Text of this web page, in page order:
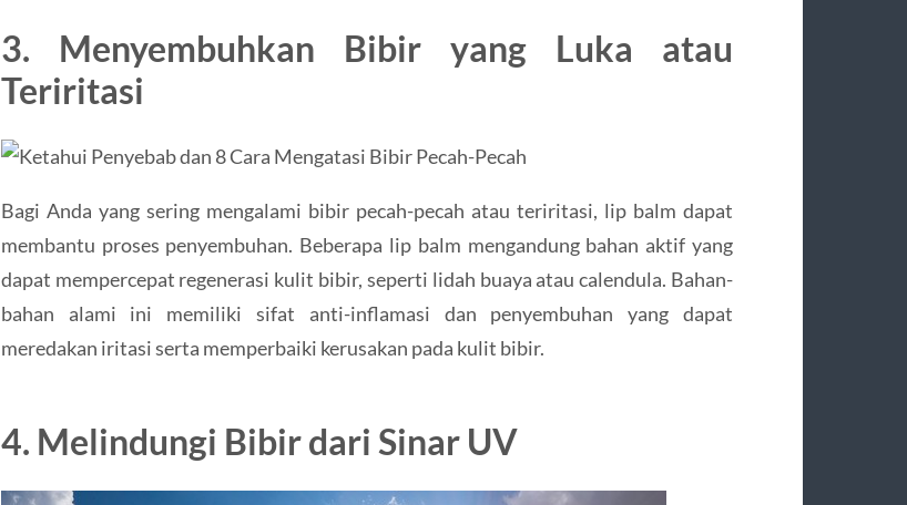
3. Menyembuhkan Bibir yang Luka atau
Teriritasi
Bagi Anda yang sering mengalami bibir pecah-pecah atau teriritasi, lip balm dapat
membantu proses penyembuhan. Beberapa lip balm mengandung bahan aktif yang
dapat mempercepat regenerasi kulit bibir, seperti lidah buaya atau calendula. Bahan-
bahan alami ini memiliki sifat anti-inflamasi dan penyembuhan yang dapat
meredakan iritasi serta memperbaiki kerusakan pada kulit bibir.
4. Melindungi Bibir dari Sinar UV